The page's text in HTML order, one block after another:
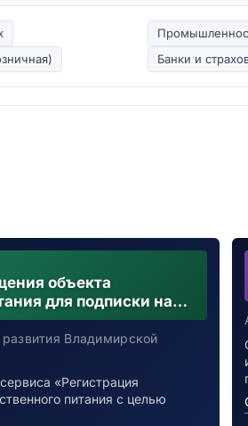
Банки и
объекта
для подписки на
контакте с
Владимирской
«Регистрация
питания с целью